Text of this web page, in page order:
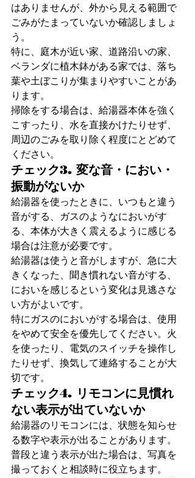
はありませんが、外から見える範囲で
ごみがたまっていないか確認しましょ
う。
特に、庭木が近い家、道路沿いの家、
ベランダに植木鉢がある家では、落ち
葉や土ぼこりが集まりやすいことがあ
ります。
掃除をする場合は、給湯器本体を強く
こすったり、水を直接かけたりせず、
周辺のごみを取り除く程度にとどめて
ください。
チェック3. 変な音・におい・
振動がないか
給湯器を使ったときに、いつもと違う
音がする、ガスのようなにおいがす
る、本体が大きく震えるように感じる
場合は注意が必要です。
給湯器は使うと音がしますが、急に大
きくなった、聞き慣れない音がする、
においを感じるという変化は見逃さな
い方がよいです。
特にガスのにおいがする場合は、使用
をやめて安全を優先してください。火
を使ったり、電気のスイッチを操作し
たりせず、換気して連絡することが大
切です。
チェック4. リモコンに見慣れ
ない表示が出ていないか
給湯器のリモコンには、状態を知らせ
る数字や表示が出ることがあります。
普段と違う表示が出た場合は、写真を
撮っておくと相談時に役立ちます。